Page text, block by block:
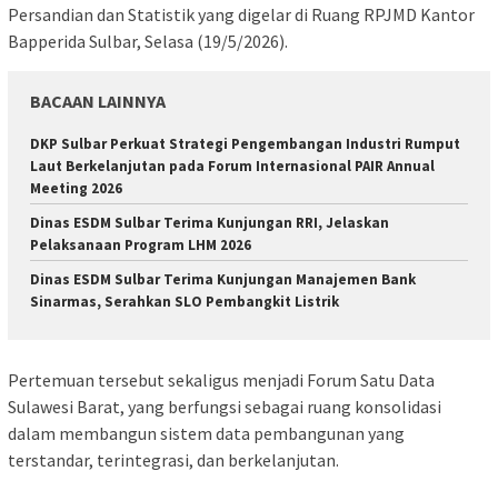
Persandian dan Statistik yang digelar di Ruang RPJMD Kantor
Bapperida Sulbar, Selasa (19/5/2026).
BACAAN LAINNYA
DKP Sulbar Perkuat Strategi Pengembangan Industri Rumput
Laut Berkelanjutan pada Forum Internasional PAIR Annual
Meeting 2026
Dinas ESDM Sulbar Terima Kunjungan RRI, Jelaskan
Pelaksanaan Program LHM 2026
Dinas ESDM Sulbar Terima Kunjungan Manajemen Bank
Sinarmas, Serahkan SLO Pembangkit Listrik
Pertemuan tersebut sekaligus menjadi Forum Satu Data
Sulawesi Barat, yang berfungsi sebagai ruang konsolidasi
dalam membangun sistem data pembangunan yang
terstandar, terintegrasi, dan berkelanjutan.